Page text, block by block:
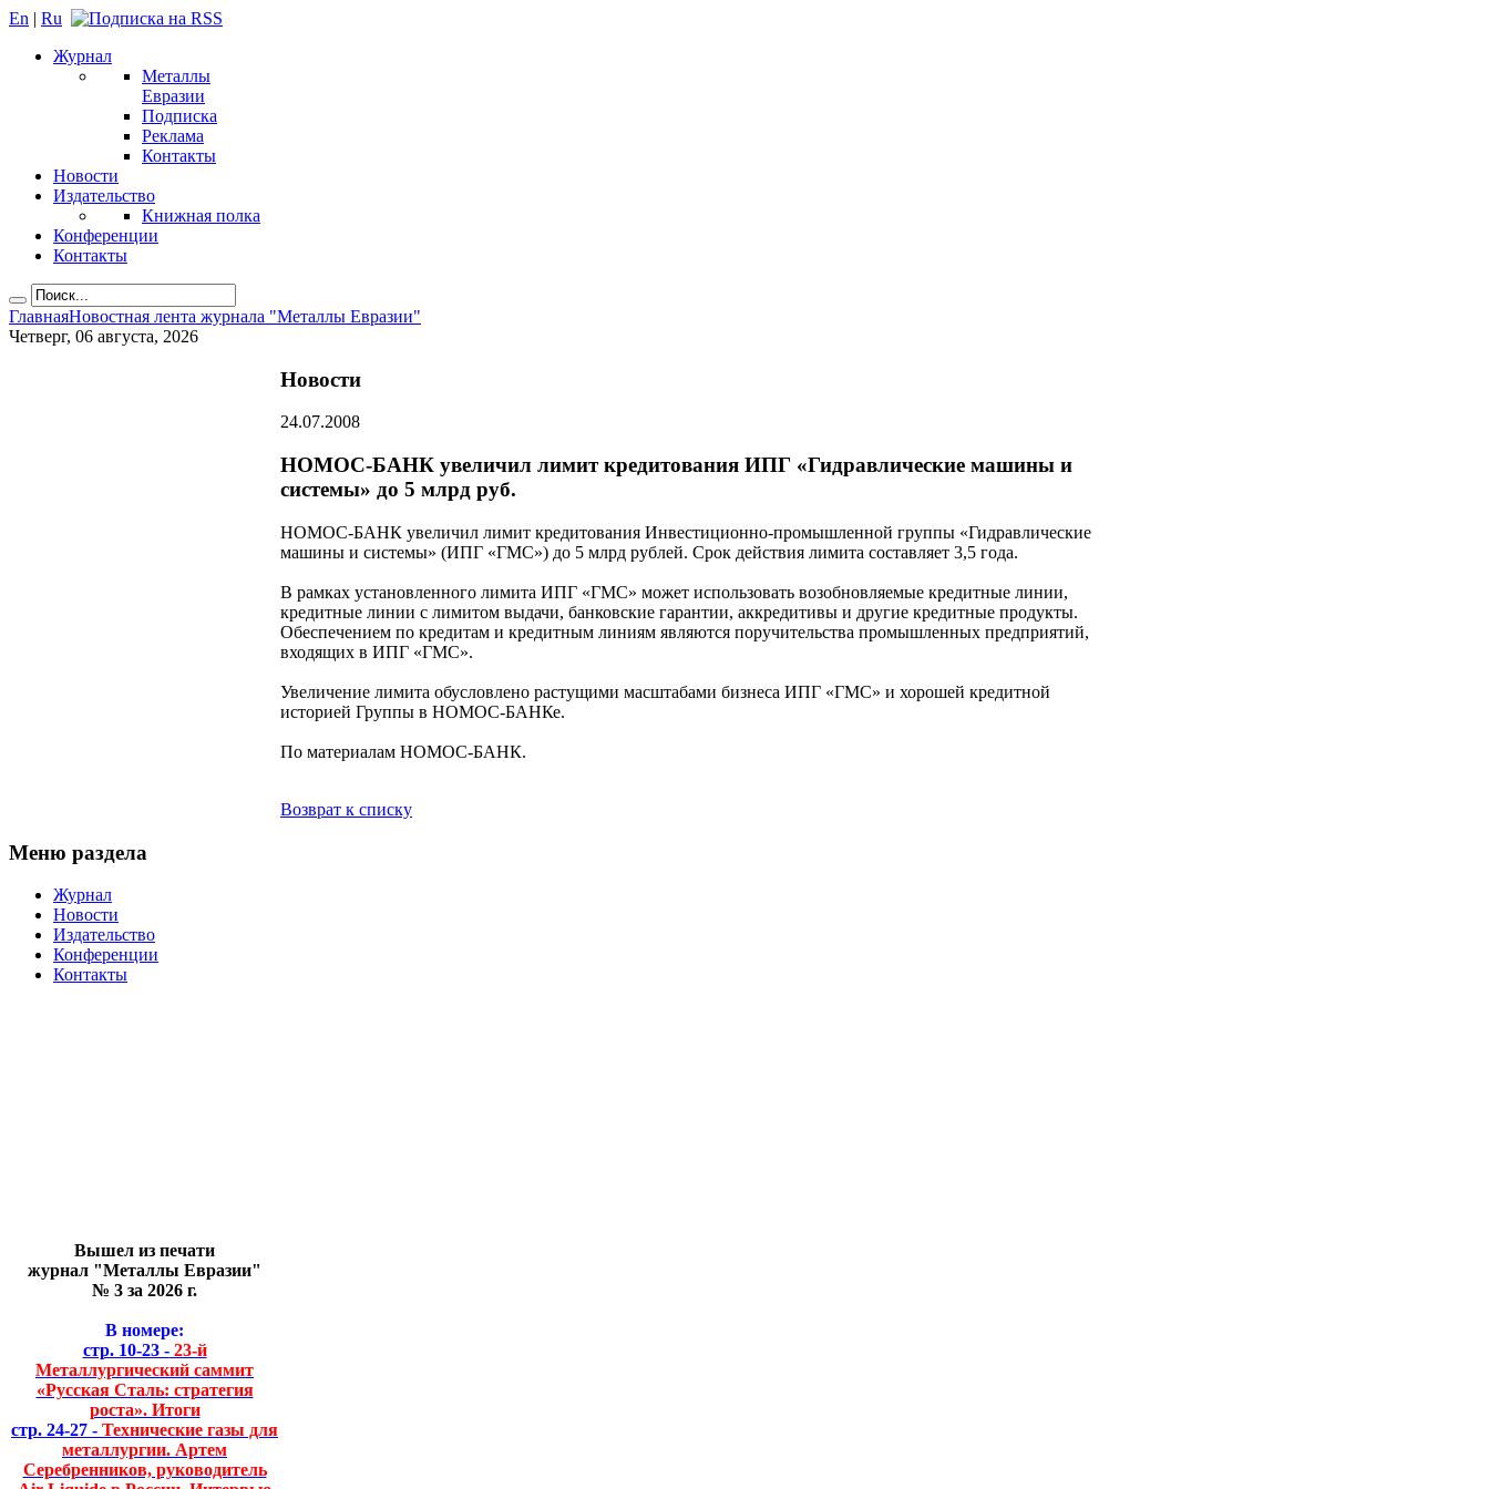
En | Ru
Журнал
Металлы
Евразии
Подписка
Реклама
Контакты
Новости
Издательство
Книжная полка
Конференции
Контакты
ГлавнаяНовостная лента журнала "Металлы Евразии"
Четверг, 06 августа, 2026
Новости
24.07.2008
НОМОС-БАНК увеличил лимит кредитования ИПГ «Гидравлические машины и
системы» до 5 млрд руб.
НОМОС-БАНК увеличил лимит кредитования Инвестиционно-промышленной группы «Гидравлические
машины и системы» (ИПГ «ГМС») до 5 млрд рублей. Срок действия лимита составляет 3,5 года.
В рамках установленного лимита ИПГ «ГМС» может использовать возобновляемые кредитные линии,
кредитные линии с лимитом выдачи, банковские гарантии, аккредитивы и другие кредитные продукты.
Обеспечением по кредитам и кредитным линиям являются поручительства промышленных предприятий,
входящих в ИПГ «ГМС».
Увеличение лимита обусловлено растущими масштабами бизнеса ИПГ «ГМС» и хорошей кредитной
историей Группы в НОМОС-БАНКе.
По материалам НОМОС-БАНК.
Возврат к списку
Меню раздела
Журнал
Новости
Издательство
Конференции
Контакты
Вышел из печати
журнал "Металлы Евразии"
№ 3 за 2026 г.
В номере:
стр. 10-23 -23-й
Металлургический саммит
«Русская Сталь: стратегия
роста». Итоги
стр. 24-27 - Технические газы для
металлургии. Артем
Серебренников, руководитель